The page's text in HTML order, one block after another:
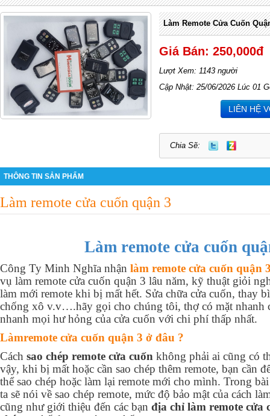
Làm Remote Cửa Cuốn
Giá Bán: 250,000đ
Lượt Xem: 1143 người
Cập Nhật: 25/06/2026 Lúc 01
LIÊN HỆ
Chia Sẽ:
THÔNG TIN SẢN PHẨM
Làm remote cửa cuốn quận 3
Làm remote cửa cuốn
Công Ty Minh Nghĩa nhận làm remote cửa cuốn quận
vụ làm remote cửa cuốn quận 3 lâu năm, kỹ thuật giỏi
làm mới remote khi bị mất hết. Sửa chữa cửa cuốn, thay
chống xô v.v….hãy gọi cho chúng tôi, thợ có mặt nhanh
nhanh mọi hư hỏng của cửa cuốn với chi phí thấp nhất.
Làmremote cửa cuốn quận 3 ở đâu ?
Cách sao chép remote cửa cuốn không phải ai cũng có
vậy, khi bị mất hoặc cần sao chép thêm remote, bạn cần
thể sao chép hoặc làm lại remote mới cho mình. Trong
ta sẽ nói về sao chép remote, mức độ bảo mật của cách
cũng như giới thiệu đến các bạn địa chỉ làm remote cửa